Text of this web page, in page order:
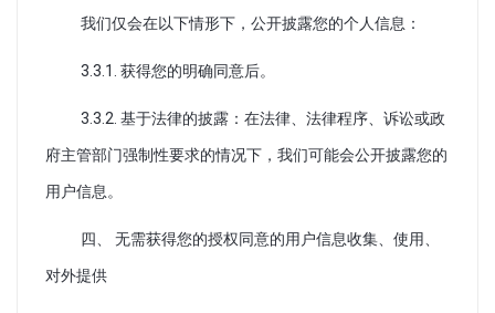
我们仅会在以下情形下，公开披露您的个人信息：
3.3.1. 获得您的明确同意后。
3.3.2. 基于法律的披露：在法律、法律程序、诉讼或政
府主管部门强制性要求的情况下，我们可能会公开披露您的
用户信息。
四、 无需获得您的授权同意的用户信息收集、使用、
对外提供